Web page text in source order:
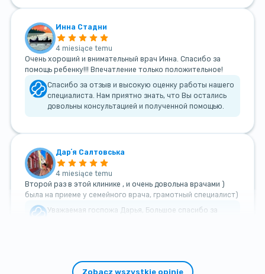
Инна Стадни
4 miesiące temu
Очень хороший и внимательный врач Инна. Спасибо за
помощь ребенку!!! Впечатление только положительное!
Спасибо за отзыв и высокую оценку работы нашего
специалиста. Нам приятно знать, что Вы остались
довольны консультацией и полученной помощью.
Дарʼя Салтовська
4 miesiące temu
Второй раз в этой клинике , и очень довольна врачами )
была на приеме у семейного врача, грамотный специалист)
Уважаемая госпожа Дарья, Большое спасибо за
Zobacz wszystkie opinie